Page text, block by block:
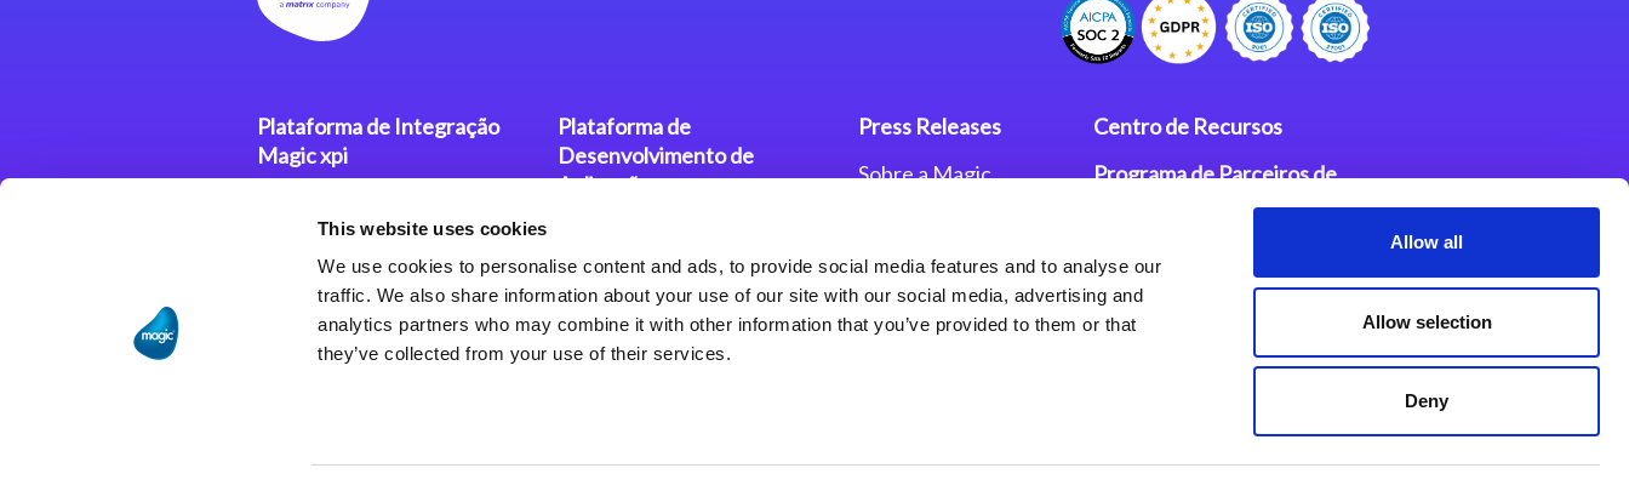
This website uses cookies
We use cookies to personalise content and ads, to provide social media features and to analyse our
traffic. We also share information about your use of our site with our social media, advertising and
analytics partners who may combine it with other information that you’ve provided to them or that
they’ve collected from your use of their services.
Allow all
Allow selection
Deny
Plataforma de Integração
Magic xpi
Plataforma de
Desenvolvimento de
Aplicações
xpa
Framework de Aplicações
Web do Magic xpa
Press Releases
Sobre a Magic
Política de Privacidade
Política de Privacidade
Centro de Recursos
Programa de Parceiros de
Integração Magic